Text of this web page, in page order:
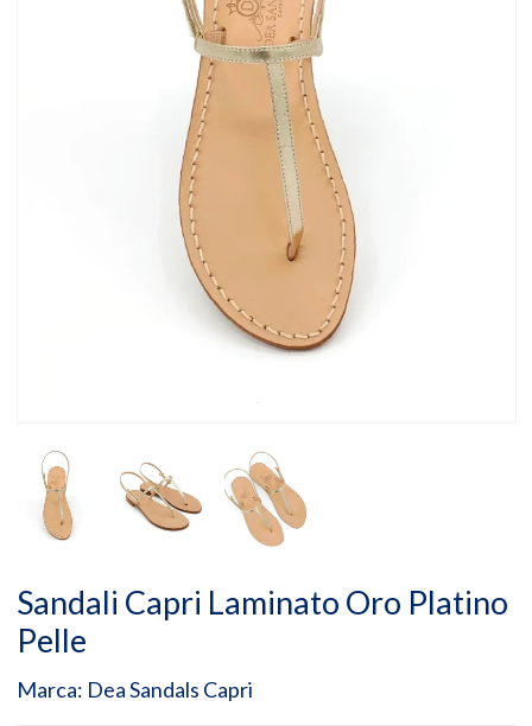
Sandali Capri Laminato Oro Platino
Pelle
Marca: Dea Sandals Capri